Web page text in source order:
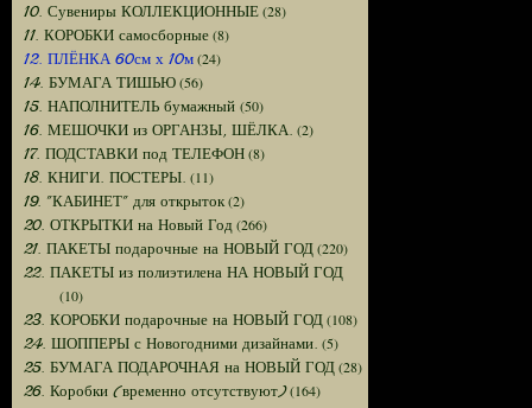
10. Сувениры КОЛЛЕКЦИОННЫЕ(28)
11. КОРОБКИ самосборные(8)
12. ПЛЁНКА 60см х 10м(24)
14. БУМАГА ТИШЬЮ(56)
15. НАПОЛНИТЕЛЬ бумажный (50)
16. МЕШОЧКИ из ОРГАНЗЫ, ШЁЛКА. (2)
17. ПОДСТАВКИ под ТЕЛЕФОН(8)
18. КНИГИ. ПОСТЕРЫ. (11)
19. "КАБИНЕТ" для открыток(2)
20. ОТКРЫТКИ на Новый Год (266)
21. ПАКЕТЫ подарочные на НОВЫЙ ГОД(220)
22. ПАКЕТЫ из полиэтилена НА НОВЫЙ ГОД
(10)
23. КОРОБКИ подарочные на НОВЫЙ ГОД(108)
24. ШОППЕРЫ с Новогодними дизайнами. (5)
25. БУМАГА ПОДАРОЧНАЯ на НОВЫЙ ГОД(28)
26. Коробки (временно отсутствуют)(164)